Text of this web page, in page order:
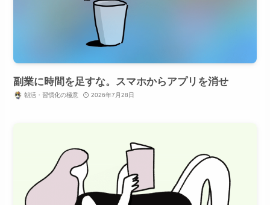
副業に時間を足すな。スマホからアプリを消せ
朝活・習慣化の極意 2026年7月28日